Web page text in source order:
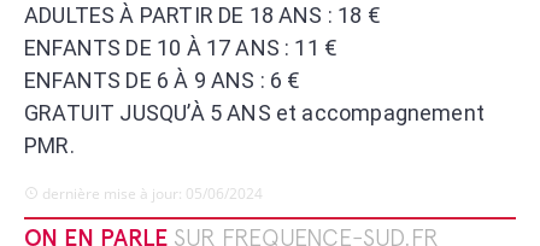
ADULTES À PARTIR DE 18 ANS : 18 €
ENFANTS DE 10 À 17 ANS : 11 €
ENFANTS DE 6 À 9 ANS : 6 €
GRATUIT JUSQU’À 5 ANS et accompagnement
PMR.
dernière mise à jour: 05/06/2024
ON EN PARLE SUR FREQUENCE-SUD.FR